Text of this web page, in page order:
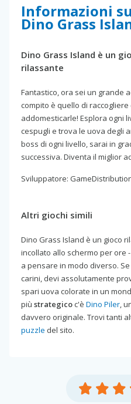
Informazioni
Dino Grass
Dino Grass Island è un
rilassante
Fantastico, ora sei un grande
compito è quello di
addomesticarle! Esplora ogni
cespugli e trova le uova degli
boss di ogni livello, sarai in
successiva. Diventa il miglior
Sviluppatore:
Altri giochi simili
Dino Grass Island è un gioco
incollato allo schermo per ore
a pensare in modo diverso.
carini, devi assolutamente
spari uova colorate in un
più strategico c'è Dino Piler,
davvero originale. Trovi tanti
puzzle del sito.